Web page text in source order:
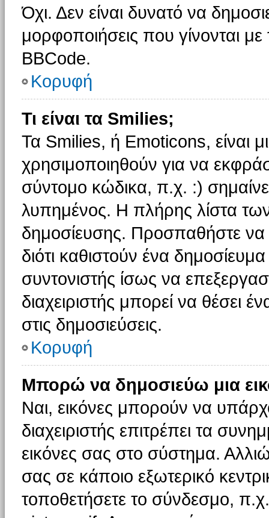
Όχι. Δεν είναι δυνατό να
μορφοποιήσεις που γίνονται
BBCode.
Κορυφή
Τι είναι τα Smilies;
Τα Smilies, ή Emoticons, είναι
χρησιμοποιηθούν για να
σύντομο κώδικα, π.χ. :)
λυπημένος. Η πλήρης λίστα των
δημοσίευσης. Προσπαθήστε να
διότι καθιστούν ένα
συντονιστής ίσως να
διαχειριστής μπορεί να θέσει
στις δημοσιεύσεις.
Κορυφή
Μπορώ να δημοσιεύω μια
Ναι, εικόνες μπορούν να
διαχειριστής επιτρέπει τα
εικόνες σας στο σύστημα.
σας σε κάποιο εξωτερικό
τοποθετήσετε το σύνδεσμο,